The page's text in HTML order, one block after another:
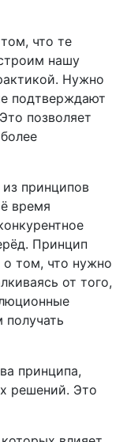
что те
нашу
Нужно
подтверждают
позволяет
принципов
время
Принцип
о том, что нужно
от того,
принципа,
решений. Это